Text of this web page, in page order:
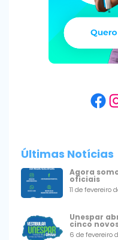
Últimas Notícias
Agora
oficiais
11 de fevereiro
Unespar
cinco
6 de fevereiro